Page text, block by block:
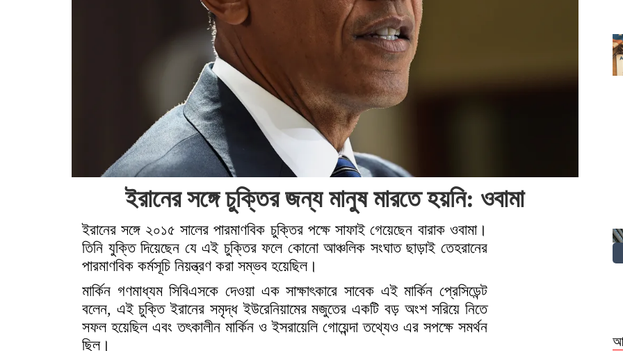
ইরানের সঙ্গে চুক্তির জন্য মানুষ মারতে হয়নি: ওবামা
ইরানের সঙ্গে ২০১৫ সালের পারমাণবিক চুক্তির পক্ষে সাফাই গেয়েছেন বারাক ওবামা।
তিনি যুক্তি দিয়েছেন যে এই চুক্তির ফলে কোনো আঞ্চলিক সংঘাত ছাড়াই তেহরানের
পারমাণবিক কর্মসূচি নিয়ন্ত্রণ করা সম্ভব হয়েছিল।
মার্কিন গণমাধ্যম সিবিএসকে দেওয়া এক সাক্ষাৎকারে সাবেক এই মার্কিন প্রেসিডেন্ট
বলেন, এই চুক্তি ইরানের সমৃদ্ধ ইউরেনিয়ামের মজুতের একটি বড় অংশ সরিয়ে নিতে
সফল হয়েছিল এবং তৎকালীন মার্কিন ও ইসরায়েলি গোয়েন্দা তথ্যেও এর সপক্ষে সমর্থন
ছিল।